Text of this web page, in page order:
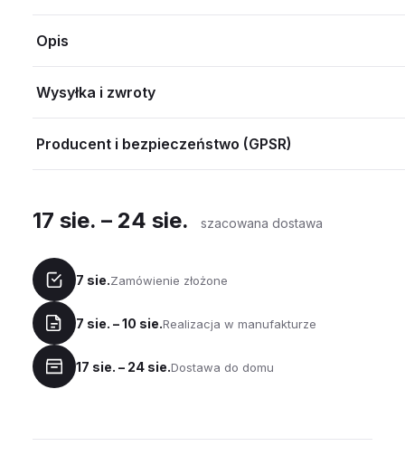
Opis
Wysyłka i zwroty
Producent i bezpieczeństwo (GPSR)
17 sie. – 24 sie. szacowana dostawa
7 sie.Zamówienie złożone
7 sie. – 10 sie.Realizacja w manufakturze
17 sie. – 24 sie.Dostawa do domu